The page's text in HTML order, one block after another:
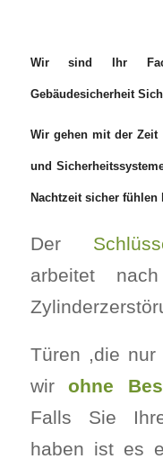
Wir sind Ihr
Gebäudesicherheit
Wir gehen mit der
und
Nachtzeit sicher fühlen
Der
arbeitet
Türen ,die nur
wirohne
Falls Sie
haben ist es